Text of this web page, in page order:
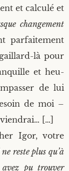
et cal­cu­lé et
chan­ge­ment
par­fai­te­ment
là pour
et heu­
de lui
de moi –
[…]
Igor, votre
reste plus qu’à
avez pu trou­ver